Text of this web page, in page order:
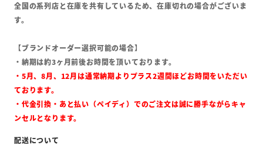
全国の系列店と在庫を共有しているため、在庫切れの場合がございま
す。
【ブランドオーダー選択可能の場合】
・納期は約3ヶ月前後お時間を頂いております。
・5月、8月、12月は通常納期よりプラス2週間ほどお時間をいただい
ております。
・代金引換・あと払い（ペイディ）でのご注文は誠に勝手ながらキャ
ンセルとなります。